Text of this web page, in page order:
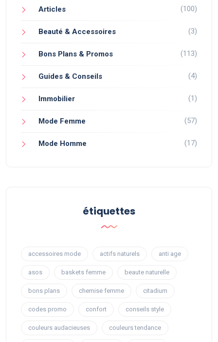
Articles (100)
Beauté & Accessoires (3)
Bons Plans & Promos (113)
Guides & Conseils (4)
Immobilier (1)
Mode Femme (57)
Mode Homme (17)
étiquettes
accessoires mode actifs naturels anti age
asos baskets femme beaute naturelle
bons plans chemise femme citadium
codes promo confort conseils style
couleurs audacieuses couleurs tendance